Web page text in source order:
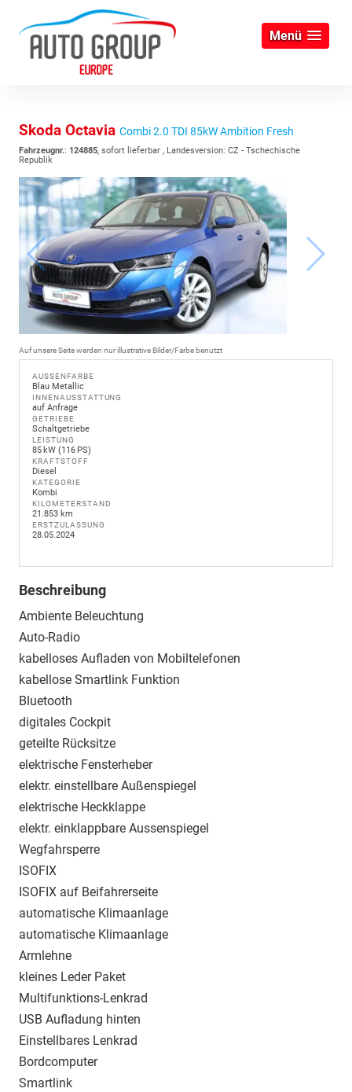
Menü
Skoda Octavia Combi 2.0 TDI 85kW Ambition Fresh
Fahrzeugnr.: 124885, sofort lieferbar , Landesversion: CZ - Tschechische
Republik
Auf unsere Seite werden nur illustrative Bilder/Farbe benutzt
AUSSENFARBE
Blau Metallic
INNENAUSSTATTUNG
auf Anfrage
GETRIEBE
Schaltgetriebe
LEISTUNG
85 kW (116 PS)
KRAFTSTOFF
Diesel
KATEGORIE
Kombi
KILOMETERSTAND
21.853 km
ERSTZULASSUNG
28.05.2024
Beschreibung
Ambiente Beleuchtung
Auto-Radio
kabelloses Aufladen von Mobiltelefonen
kabellose Smartlink Funktion
Bluetooth
digitales Cockpit
geteilte Rücksitze
elektrische Fensterheber
elektr. einstellbare Außenspiegel
elektrische Heckklappe
elektr. einklappbare Aussenspiegel
Wegfahrsperre
ISOFIX
ISOFIX auf Beifahrerseite
automatische Klimaanlage
automatische Klimaanlage
Armlehne
kleines Leder Paket
Multifunktions-Lenkrad
USB Aufladung hinten
Einstellbares Lenkrad
Bordcomputer
Smartlink